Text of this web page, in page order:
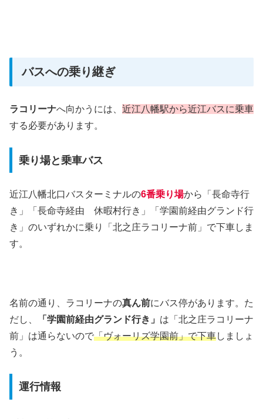
バスへの乗り継ぎ
ラコリーナへ向かうには、 近江八幡駅から近江バスに乗車
する必要があります。
乗り場と乗車バス
近江八幡北口バスターミナルの6番乗り場から「長命寺行
き」「長命寺経由 休暇村行き」「学園前経由グランド行
き」のいずれかに乗り「北之庄ラコリーナ前」で下車しま
す。
名前の通り、ラコリーナの真ん前にバス停があります。た
だし、
「学園前経由グランド行き」 は「北之庄ラコリーナ
前」は通らないので「ヴォーリズ学園前」で下車しましょ
う。
運行情報